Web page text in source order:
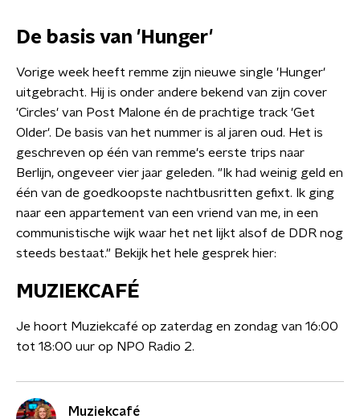
De basis van 'Hunger'
Vorige week heeft remme zijn nieuwe single 'Hunger'
uitgebracht. Hij is onder andere bekend van zijn cover
'Circles' van Post Malone én de prachtige track 'Get
Older'. De basis van het nummer is al jaren oud. Het is
geschreven op één van remme's eerste trips naar
Berlijn, ongeveer vier jaar geleden. "Ik had weinig geld en
één van de goedkoopste nachtbusritten gefixt. Ik ging
naar een appartement van een vriend van me, in een
communistische wijk waar het net lijkt alsof de DDR nog
steeds bestaat." Bekijk het hele gesprek hier:
MUZIEKCAFÉ
Je hoort Muziekcafé op zaterdag en zondag van 16:00
tot 18:00 uur op NPO Radio 2.
Muziekcafé